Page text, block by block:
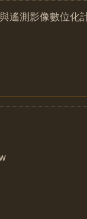
遙測影像數位化